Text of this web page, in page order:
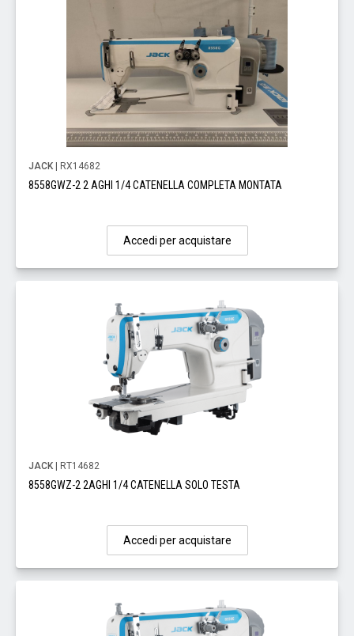
JACK | RX14682
8558GWZ-2 2 AGHI 1/4 CATENELLA COMPLETA MONTATA
Accedi per acquistare
JACK | RT14682
8558GWZ-2 2AGHI 1/4 CATENELLA SOLO TESTA
Accedi per acquistare